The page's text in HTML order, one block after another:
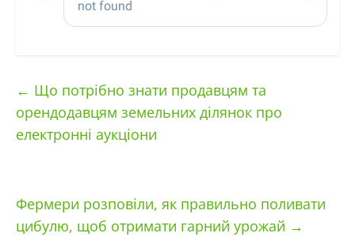
← Що потрібно знати продавцям та
орендодавцям земельних ділянок про
електронні аукціони
Фермери розповіли, як правильно поливати
цибулю, щоб отримати гарний урожай →